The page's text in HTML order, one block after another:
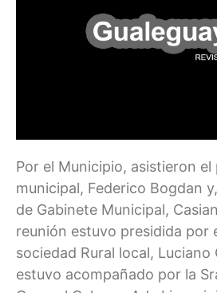
Por el Municipio, asistieron
municipal, Federico Bogdan
de Gabinete Municipal,
reunión estuvo presidida por
sociedad Rural local, Luciano
estuvo acompañado por la